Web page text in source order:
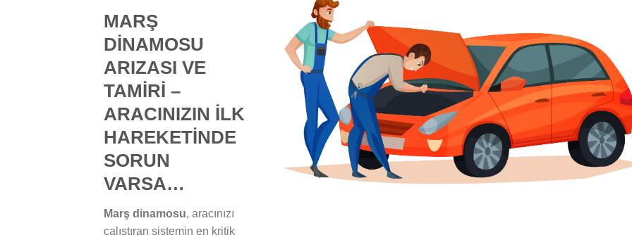
MARŞ
DİNAMOSU
ARIZASI VE
TAMİRİ –
ARACINIZIN İLK
HAREKETİNDE
SORUN
VARSA…
Marş dinamosu, aracınızı
çalıştıran sistemin en kritik